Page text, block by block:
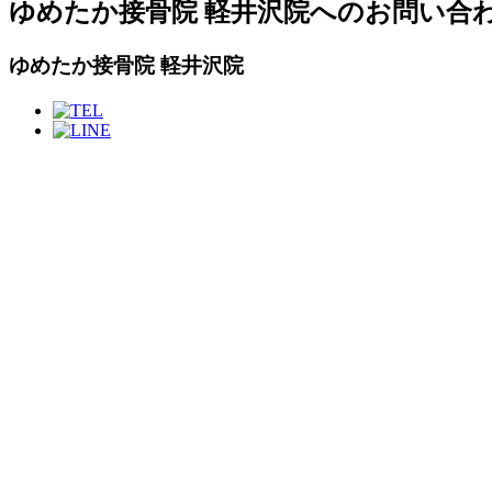
ゆめたか接骨院 軽井沢院へのお問い合
ゆめたか接骨院 軽井沢院